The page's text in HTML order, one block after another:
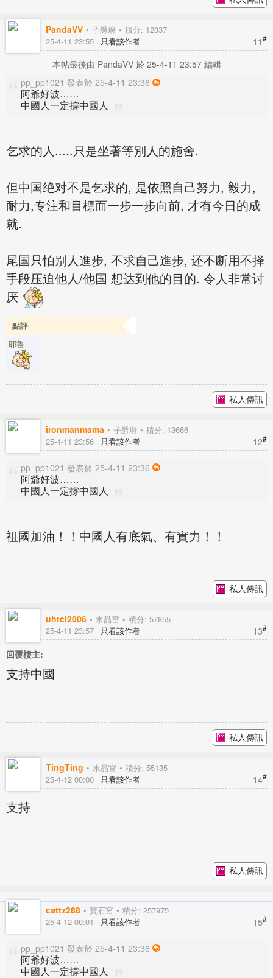
PandaVV 子爵府 積分: 12037
11#
25-4-11 23:55 只看該作者
本帖最後由 PandaVV 於 25-4-11 23:57 編輯
pp_pp1021 發表於 25-4-11 23:36
阿爺好波……
中國人一定撐中國人
乞求的人.....只是坐著等別人的施舍.
但中国绝对不是乞求的, 是依照自己努力, 毅力,
耐力,专注和目標而一步一步向前, 才有今日的成
就.
尾国只怕别人進步, 不求自己進步, 还不断用不择
手段压迫他人/他国 想达到他的目的. 令人非常讨
厌
點評
耶魯
私人傳訊
ironmanmama 子爵府 積分: 13666
12#
25-4-11 23:56 只看該作者
pp_pp1021 發表於 25-4-11 23:36
阿爺好波……
中國人一定撐中國人
祖國加油！！中國人有底氣、有實力！！
私人傳訊
uhtcl2006 水晶宮 積分: 57855
13#
25-4-11 23:57 只看該作者
回覆樓主:
支持中國
私人傳訊
TingTing 水晶宮 積分: 55135
14#
25-4-12 00:00 只看該作者
支持
私人傳訊
cattz288 寶石宮 積分: 257975
15#
25-4-12 00:01 只看該作者
pp_pp1021 發表於 25-4-11 23:36
阿爺好波……
中國人一定撐中國人